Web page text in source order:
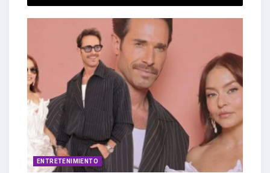
ENTRETENIMIENTO